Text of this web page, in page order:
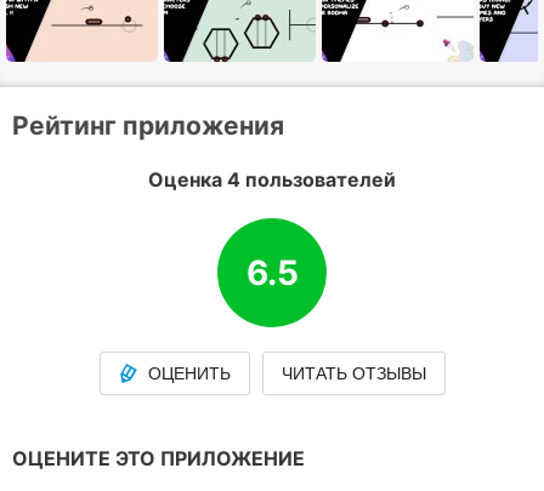
Рейтинг приложения
Оценка 4 пользователей
6.5
ОЦЕНИТЬ ЧИТАТЬ ОТЗЫВЫ
ОЦЕНИТЕ ЭТО ПРИЛОЖЕНИЕ